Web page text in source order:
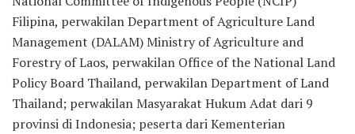
Filipina, perwakilan Department of Agriculture Land
Management (DALAM) Ministry of Agriculture and
Forestry of Laos, perwakilan Office of the National Land
Policy Board Thailand, perwakilan Department of Land
Thailand; perwakilan Masyarakat Hukum Adat dari 9
provinsi di Indonesia; peserta dari Kementerian